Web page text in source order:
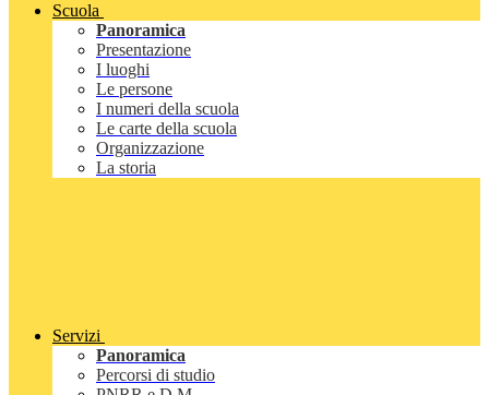
Scuola
Panoramica
Presentazione
I luoghi
Le persone
I numeri della scuola
Le carte della scuola
Organizzazione
La storia
Servizi
Panoramica
Percorsi di studio